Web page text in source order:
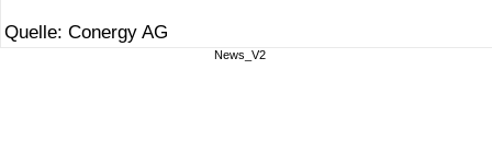
Quelle: Conergy AG
News_V2